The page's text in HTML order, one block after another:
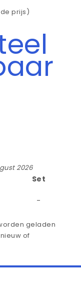
prijs)
2026
Set
-
geladen
of